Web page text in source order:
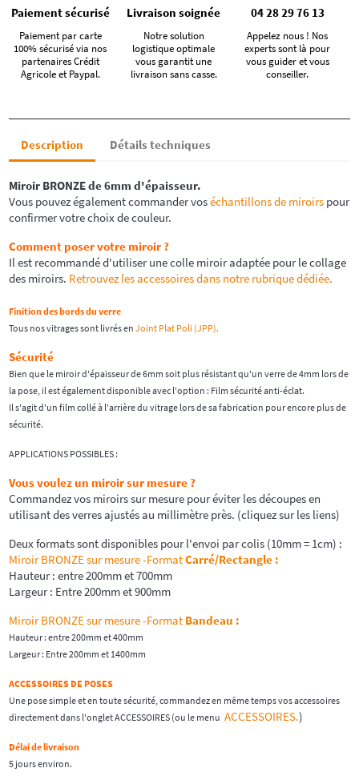
Paiement sécurisé
Paiement par carte
100% sécurisé via nos
partenaires Crédit
Agricole et Paypal.
Livraison soignée
Notre solution
logistique optimale
vous garantit une
livraison sans casse.
04 28 29 76 13
Appelez nous ! Nos
experts sont là pour
vous guider et vous
conseiller.
Description Détails techniques
Miroir BRONZEde 6mm d'épaisseur.
Vous pouvez également commander voséchantillons de miroirs pour
confirmer votre choix de couleur.
Comment poser votre miroir ?
Il est recommandé d'utiliser une colle miroir adaptée pour le collage
des miroirs. Retrouvez les accessoires dans notre rubrique dédiée.
Finition des bords du verre
Tous nos vitrages sont livrés enJoint Plat Poli (JPP).
Sécurité
Bien que le miroir d'épaisseur de 6mm soit plus résistant qu'un verre de 4mm lors de
la pose, il est également disponible avec l'option : Film sécurité anti-éclat.
Il s'agit d'un film collé à l'arrière du vitrage lors de sa fabrication pour encore plus de
sécurité.
APPLICATIONS POSSIBLES :
Vous voulez un miroir sur mesure ?
Commandez vos miroirs sur mesure pour éviter les découpes en
utilisant des verres ajustés au millimètre près. (cliquez sur les liens)
Deux formats sont disponibles pour l'envoi par colis (10mm = 1cm) :
Miroir BRONZE sur mesure -FormatCarré/Rectangle :
Hauteur : entre 200mm et 700mm
Largeur : Entre 200mm et 900mm
Miroir BRONZE sur mesure -Format Bandeau :
Hauteur : entre 200mm et 400mm
Largeur : Entre 200mm et 1400mm
ACCESSOIRES DE POSES
Une pose simple et en toute sécurité, commandez en même temps vos accessoires
directement dans l'onglet ACCESSOIRES (ou le menu ACCESSOIRES.)
Délai de livraison
5 jours environ.